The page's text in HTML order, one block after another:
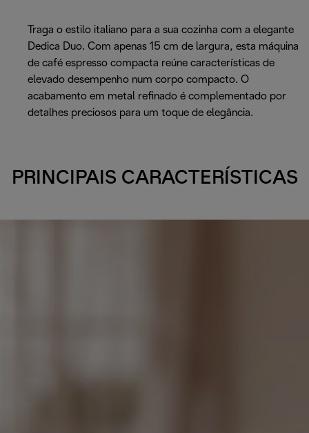
Traga o estilo italiano para a sua cozinha com a elegante
Dedica Duo. Com apenas 15 cm de largura, esta máquina
de café espresso compacta reúne características de
elevado desempenho num corpo compacto. O
acabamento em metal refinado é complementado por
detalhes preciosos para um toque de elegância.
PRINCIPAIS CARACTERÍSTICAS